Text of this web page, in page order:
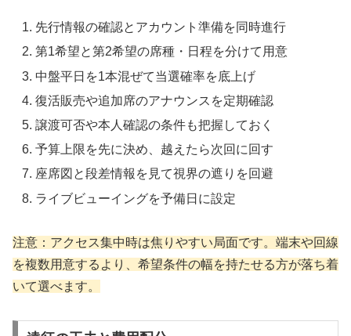
先行情報の確認とアカウント準備を同時進行
第1希望と第2希望の席種・日程を分けて用意
中盤平日を1本混ぜて当選確率を底上げ
復活販売や追加席のアナウンスを定期確認
譲渡可否や本人確認の条件も把握しておく
予算上限を先に決め、越えたら次回に回す
座席図と段差情報を見て視界の遮りを回避
ライブビューイングを予備日に設定
注意：アクセス集中時は焦りやすい局面です。端末や回線
を複数用意するより、希望条件の幅を持たせる方が落ち着
いて選べます。